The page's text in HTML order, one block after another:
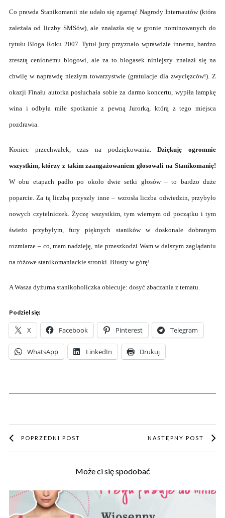
Co prawda Stanikomanii nie udało się zgarnąć Nagrody Internautów (która
zależała od liczby SMSów), ale znalazła się w gronie nominowanych do
tytułu Bloga Roku 2007. Tytuł jury przyznało wprawdzie innemu, bardzo
zresztą cenionemu blogowi, ale za to blogasek niniejszy znalazł się na
chwilę w naprawdę niezłym towarzystwie (gratulacje dla zwycięzców!). Z
okazji Finału autorka posłuchała sobie za darmo koncertu, wypiła lampkę
wina i odbyła miłe spotkanie z pewną Jurorką, którą z tego miejsca
pozdrawia.
Koniec przechwałek, czas na podziękowania.Dziękuję ogromnie
wszystkim, którzy z takim zaangażowaniem głosowali na Stanikomanię!
W obu etapach padło po około dwie setki głosów – to bardzo duże
poparcie. Za tą liczbą przyszły inne – wzrosła liczba odwiedzin, przybyło
nowych czytelniczek. Życzę wszystkim, tym wiernym od początku i tym
świeżo przybyłym, fury pięknych staników w doskonale dobranym
rozmiarze – co, mam nadzieję, nie przeszkodzi Wam w dalszym zaglądaniu
na różowe stanikomaniackie stronki. Biusty w górę!
A Wasza dyżurna stanikoholiczka obiecuje: dosyć zbaczania z tematu.
Podziel się:
X Facebook Pinterest Telegram
WhatsApp LinkedIn Drukuj
POPRZEDNI POST NASTĘPNY POST
Może ci się spodobać